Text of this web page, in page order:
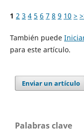
1 2 3 4 5 6 7 8 9 10 >
También puede
para este artículo.
Enviar un artículo
Palabras clave